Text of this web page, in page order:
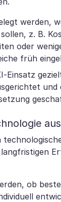
werden,
z. B.
oder
früh
Einsatz
und
ob